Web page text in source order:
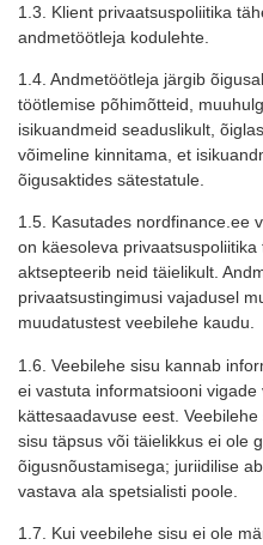
1.3. Klient privaatsuspoliitika
andmetöötleja kodulehte.
1.4. Andmetöötleja järgib
töötlemise põhimõtteid,
isikuandmeid seaduslikult,
võimeline kinnitama, et
õigusaktides sätestatule.
1.5. Kasutades nordfinance.ee
on käesoleva
aktsepteerib neid täielikult.
privaatsustingimusi vajadusel
muudatustest veebilehe kaudu.
1.6. Veebilehe sisu kannab
ei vastuta informatsiooni
kättesaadavuse eest.
sisu täpsus või täielikkus ei ole
õigusnõustamisega; juriidilise
vastava ala spetsialisti poole.
1.7. Kui veebilehe sisu ei ole